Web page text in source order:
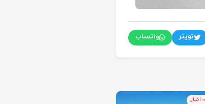
تويتر واتساب